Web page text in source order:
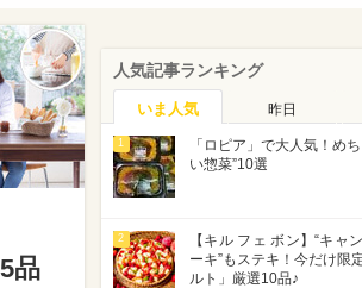
品
人気記事ランキング
いま人気 昨日
1
「ロピア」で大人気！め
い惣菜”10選
2
【キル フェ ボン】“キャ
ーキ”もステキ！今だけ限
ルト」厳選10品♪